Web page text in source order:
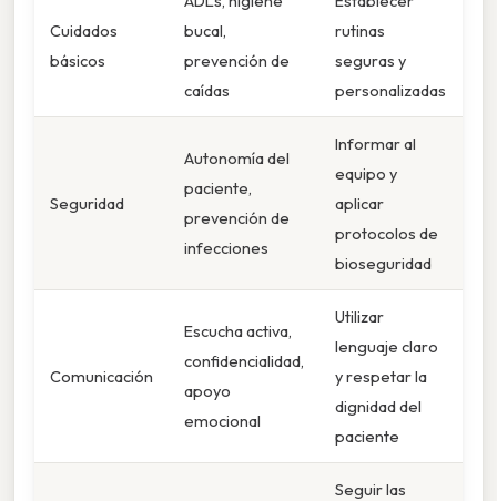
Cuidados
básicos
bucal,
prevención de
caídas
rutinas
seguras y
personalizadas
Seguridad
Autonomía del
paciente,
prevención de
infecciones
Informar al
equipo y
aplicar
protocolos de
bioseguridad
Comunicación
Escucha activa,
confidencialidad,
apoyo
emocional
Utilizar
lenguaje claro
y respetar la
dignidad del
paciente
Seguir las